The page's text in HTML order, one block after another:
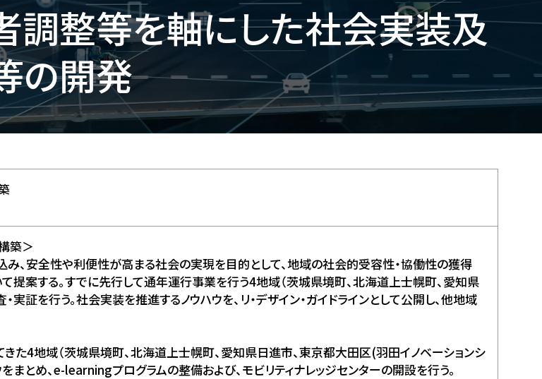
リンク集
English
調整等を軸にした社会実装及
の開発
築＞
、安全性や利便性が高まる社会の実現を目的として、地域の社会的受容性・協働性の獲得
提案する。すでに先行して通年運行事業を行う4地域（茨城県境町、北海道上士幌町、愛知県
証を行う。社会実装を推進するノウハウを、リ・デザイン・ガイドラインとして公開し、他地域
た4地域（茨城県境町、北海道上士幌町、愛知県日進市、東京都大田区(羽田イノベーションシ
まとめ、e-learningプログラムの整備および、モビリティナレッジセンターの開設を行う。